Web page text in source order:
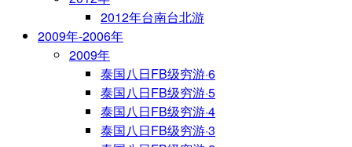
2012年台南台北游
2009年-2006年
2009年
泰国八日FB级穷游·6
泰国八日FB级穷游·5
泰国八日FB级穷游·4
泰国八日FB级穷游·3